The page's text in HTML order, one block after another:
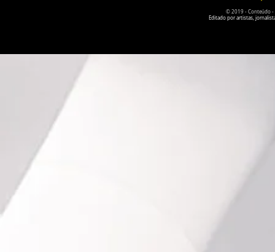
© 2019 - Conteúdo -
Editado por artistas,